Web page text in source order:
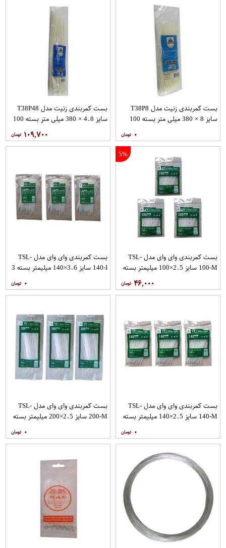
بست کمربندی زنیت مدل T38P8
سایز 8 × 380 میلی متر بسته 100
۰
بست کمربندی زنیت مدل T38P48
سایز 4.8 × 380 میلی متر بسته 100
۱۰۹,۷۰۰
5%
بست کمربندی وای وای مدل TSL-
100-M سایز 2.5×100 میلیمتر بسته
۴۶,۰۰۰
بست کمربندی وای وای مدل TSL-
140-I سایز 3.6×140 میلیمتر بسته 3
۰
بست کمربندی وای وای مدل TSL-
140-M سایز 2.5×140 میلیمتر بسته
۰
بست کمربندی وای وای مدل TSL-
200-M سایز 2.5×200 میلیمتر بسته
۰